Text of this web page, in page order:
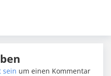
sein um einen Kommentar